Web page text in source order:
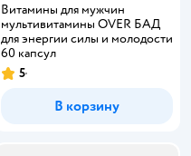
Витамины для мужчин
мультивитамины OVER БАД
для энергии силы и молодости
60 капсул
Рейтинг:
5
В корзину